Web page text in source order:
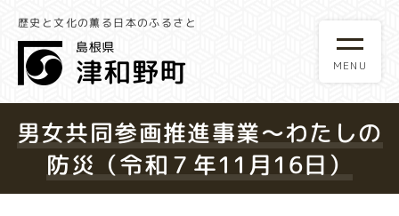
歴史と文化の薫る日本のふるさと
男女共同参画推進事業～わたしの
防災（令和７年11月16日）